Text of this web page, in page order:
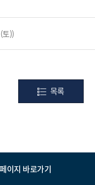
))
목록
이지 바로가기